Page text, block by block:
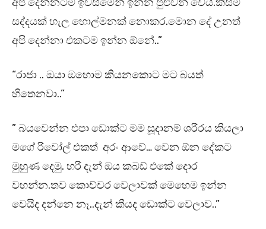
සද්දයක් හැල හොල්මනක් නොකර.මොන දේ උනත්
අපි දෙන්නා එකටම ඉන්න ඕනේ..”
“රාජා .. ඔයා ඔහොම කියනකොට මට බයත්
හිතෙනවා..”
” බයවෙන්න එපා ඩොක්ට මම සූදානම් ශරීරය කියලා
මගේ රිවෝල් එකත් අරං ආවේ… වෙන ඕන දේකට
මුහුණ දෙමු. හරි දැන් ඔය කබඩ් එකේ දොර
වහන්න.තව කොච්චර වෙලාවක් මෙහෙම ඉන්න
වෙයිද දන්නෙ නෑ..දැන් කීයද ඩොක්ට වෙලාව..”